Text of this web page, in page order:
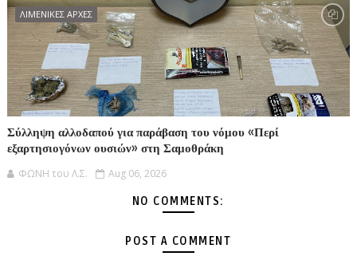
ΛΙΜΕΝΙΚΕΣ ΑΡΧΕΣ
Σύλληψη αλλοδαπού για παράβαση του νόμου «Περί
εξαρτησιογόνων ουσιών» στη Σαμοθράκη
ΦΩΝΗ του Λ.Σ. Aug 06, 2026
NO COMMENTS:
POST A COMMENT